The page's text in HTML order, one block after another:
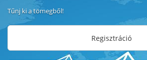
Tűnj ki a tömegből!
Regisztráció